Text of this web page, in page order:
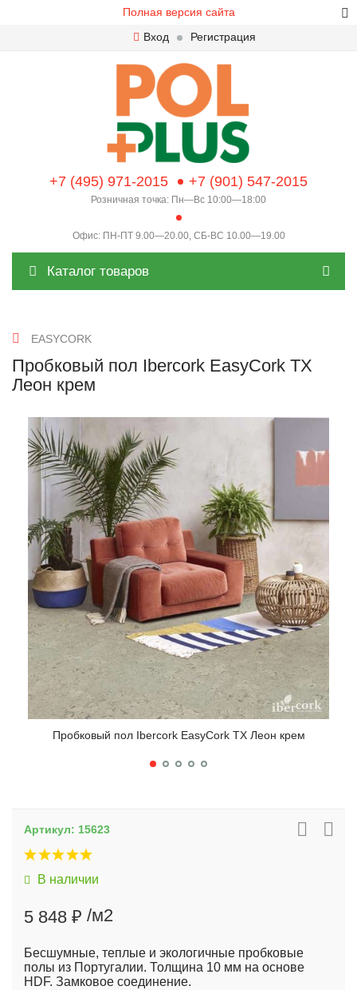
Полная версия сайта
Вход
Регистрация
+7 (495) 971-2015 +7 (901) 547-2015
Розничная точка: Пн—Вс 10:00—18:00
Офис: ПН-ПТ 9.00—20.00, СБ-ВС 10.00—19.00
Каталог товаров
EASYCORK
Пробковый пол Ibercork EasyCork TX
Леон крем
Пробковый пол Ibercork EasyCork TX Леон крем
Артикул: 15623
В наличии
5 848 ₽ /м2
Бесшумные, теплые и экологичные пробковые
полы из Португалии. Толщина 10 мм на основе
HDF. Замковое соединение.